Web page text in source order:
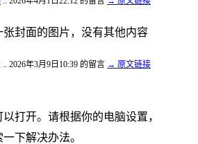
张封面的图片，没有其他内容
2026年3月9日10:39 的留言 → 原文链接
打开。请根据你的电脑设置，
下解决办法。